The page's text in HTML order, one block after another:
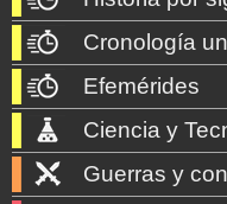
Cronología
Efemérides
Ciencia y
Guerras y